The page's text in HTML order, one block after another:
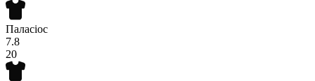
Паласіос
7.8
20